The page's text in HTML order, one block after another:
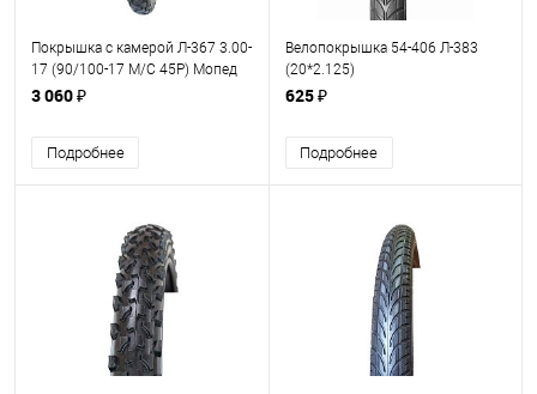
Покрышка с камерой Л-367 3.00-
17 (90/100-17 М/С 45P) Мопед
Петрошина
3 060 ₽
Подробнее
Велопокрышка 54-406 Л-383
(20*2.125)
625 ₽
Подробнее